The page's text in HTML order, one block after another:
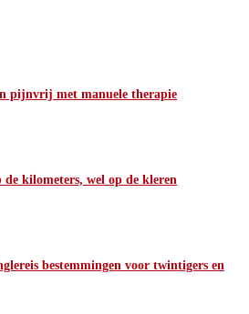
pijnvrij met manuele therapie
kilometers, wel op de kleren
bestemmingen voor twintigers en